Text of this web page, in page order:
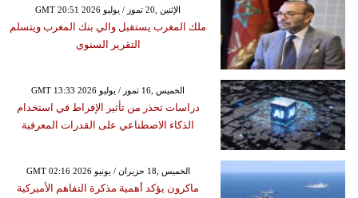
GMT 20:51 2026 الإثنين ,20 تموز / يوليو
ملك المغرب يستقبل والي بنك المغرب ويتسلم
التقرير السنوي
GMT 13:33 2026 الخميس ,16 تموز / يوليو
دراسات تحذر من تأثير الإفراط في استخدام
الذكاء الاصطناعي على القدرات المعرفية
GMT 02:16 2026 الخميس ,18 حزيران / يونيو
ماكرون يؤكد أهمية مذكرة التفاهم الأميركية